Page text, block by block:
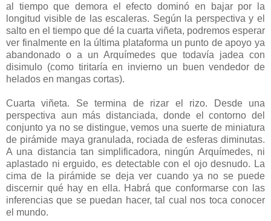
al tiempo que demora el efecto dominó en bajar por la
longitud visible de las escaleras. Según la perspectiva y el
salto en el tiempo que dé la cuarta viñeta, podremos esperar
ver finalmente en la última plataforma un punto de apoyo ya
abandonado o a un Arquímedes que todavía jadea con
disimulo (como tiritaría en invierno un buen vendedor de
helados en mangas cortas).
Cuarta viñeta. Se termina de rizar el rizo. Desde una
perspectiva aun más distanciada, donde el contorno del
conjunto ya no se distingue, vemos una suerte de miniatura
de pirámide maya granulada, rociada de esferas diminutas.
A una distancia tan simplificadora, ningún Arquímedes, ni
aplastado ni erguido, es detectable con el ojo desnudo. La
cima de la pirámide se deja ver cuando ya no se puede
discernir qué hay en ella. Habrá que conformarse con las
inferencias que se puedan hacer, tal cual nos toca conocer
el mundo.